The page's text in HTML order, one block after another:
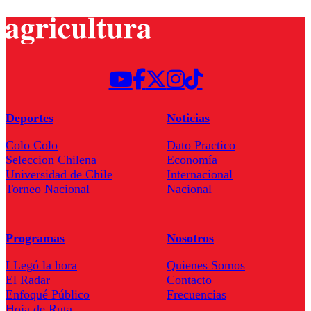
Deportes
Colo Colo
Seleccion Chilena
Universidad de Chile
Torneo Nacional
Noticias
Dato Practico
Economía
Internacional
Nacional
Programas
LLegó la hora
El Radar
Enfoqué Público
Nosotros
Quienes Somos
Contacto
Frecuencias